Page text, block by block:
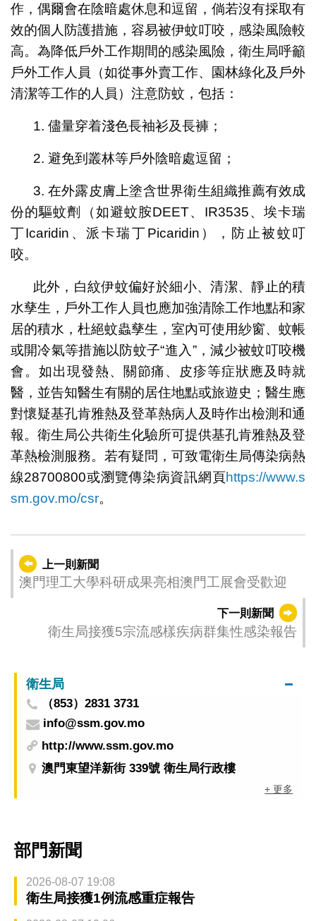
作，偶爾會在陰暗處休息和逗留，倘若沒有採取有
效的個人防護措施，容易被伊蚊叮咬，感染風險較
高。為降低戶外工作期間的感染風險，衛生局呼籲
戶外工作人員（如從事外賣工作、園林綠化及戶外
清潔等工作的人員）注意防蚊，包括：
1. 儘量穿着淺色長袖衫及長褲；
2. 避免到叢林等戶外陰暗處逗留；
3. 在外露皮膚上塗含世界衛生組織推薦有效成
份的驅蚊劑（如避蚊胺DEET、IR3535、埃卡瑞
丁Icaridin、派卡瑞丁Picaridin），防止被蚊叮
咬。
此外，白紋伊蚊偏好於細小、清潔、靜止的積
水孳生，戶外工作人員也應加強清除工作地點和家
居的積水，杜絕蚊蟲孳生，室內可使用紗窗、蚊帳
或開冷氣等措施以防蚊子“進入”，減少被蚊叮咬機
會。如出現發熱、關節痛、皮疹等症狀應及時就
醫，並告知醫生有關的居住地點或旅遊史；醫生應
對懷疑基孔肯雅熱及登革熱病人及時作出檢測和通
報。衛生局公共衛生化驗所可提供基孔肯雅熱及登
革熱檢測服務。若有疑問，可致電衛生局傳染病熱
線28700800或瀏覽傳染病資訊網頁https://www.s
sm.gov.mo/csr。
上一則新聞
澳門理工大學科研成果亮相澳門工展會受歡迎
下一則新聞
衛生局接獲5宗流感樣疾病群集性感染報告
衛生局
（853）2831 3731
info@ssm.gov.mo
http://www.ssm.gov.mo
澳門東望洋新街 339號 衛生局行政樓
+ 更多
部門新聞
2026-08-07 19:08
衛生局接獲1例流感重症報告